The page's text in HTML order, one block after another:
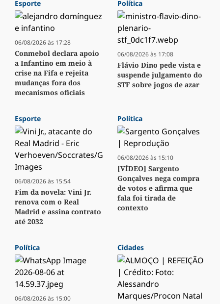
Esporte
06/08/2026 às 17:28
Conmebol declara apoio
a Infantino em meio à
crise na Fifa e rejeita
mudanças fora dos
mecanismos oficiais
Política
06/08/2026 às 17:08
Flávio Dino pede vista e
suspende julgamento do
STF sobre jogos de azar
Esporte
06/08/2026 às 15:54
Fim da novela: Vini Jr.
renova com o Real
Madrid e assina contrato
até 2032
Política
06/08/2026 às 15:10
[VÍDEO] Sargento
Gonçalves nega compra
de votos e afirma que
fala foi tirada de
contexto
Política
06/08/2026 às 15:00
Cidades